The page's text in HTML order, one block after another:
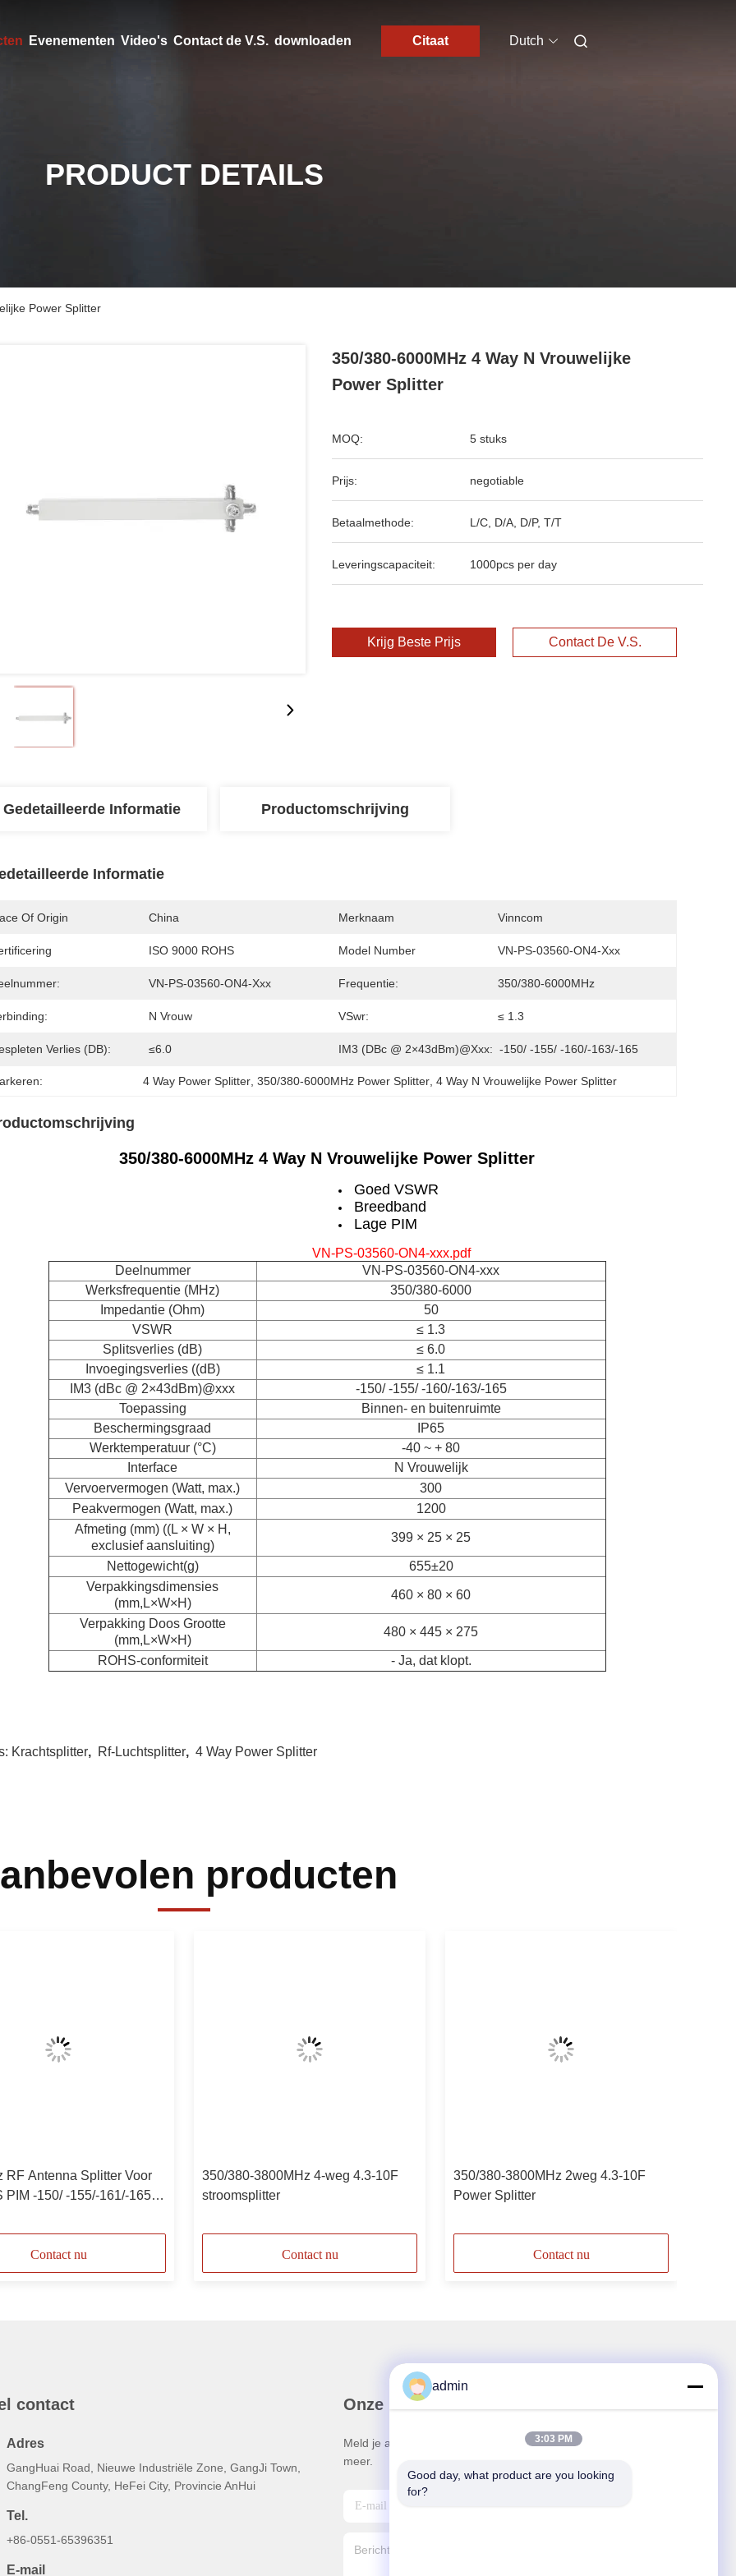
Evenementen Video's Contact de V.S. downloaden Citaat Dutch
PRODUCT DETAILS
Power Splitter
350/380-6000MHz 4 Way N Vrouwelijke
Power Splitter
MOQ: 5 stuks
Prijs: negotiable
Betaalmethode: L/C, D/A, D/P, T/T
Leveringscapaciteit: 1000pcs per day
Krijg Beste Prijs Contact De V.S.
Gedetailleerde Informatie Productomschrijving
Informatie
Of Origin China Merknaam Vinncom
ISO 9000 ROHS Model Number VN-PS-03560-ON4-Xxx
VN-PS-03560-ON4-Xxx Frequentie: 350/380-6000MHz
N Vrouw VSwr: ≤ 1.3
Verlies (dB): ≤6.0 IM3 (dBc @ 2×43dBm)@xxx: -150/ -155/ -160/-163/-165
4 Way Power Splitter , 350/380-6000MHz Power Splitter , 4 Way N Vrouwelijke Power Splitter
350/380-6000MHz 4 Way N Vrouwelijke Power Splitter
Goed VSWR
Breedband
Lage PIM
VN-PS-03560-ON4-xxx.pdf
Deelnummer
VN-PS-03560-ON4-xxx
Werksfrequentie (MHz)
350/380-6000
Impedantie (Ohm)
50
VSWR
≤ 1.3
Splitsverlies (dB)
≤ 6.0
Invoegingsverlies ((dB)
≤ 1.1
IM3 (dBc @ 2×43dBm)@xxx
-150/ -155/ -160/-163/-165
Toepassing
Binnen- en buitenruimte
Beschermingsgraad
IP65
Werktemperatuur (°C)
-40 ~ + 80
Interface
N Vrouwelijk
Vervoervermogen (Watt, max.)
300
Peakvermogen (Watt, max.)
1200
Afmeting (mm) ((L × W × H,
exclusief aansluiting)
399 × 25 × 25
Nettogewicht(g)
655±20
Verpakkingsdimensies
(mm,L×W×H)
460 × 80 × 60
Verpakking Doos Grootte
(mm,L×W×H)
480 × 445 × 275
ROHS-conformiteit - Ja, dat klopt.
Krachtsplitter, Rf-Luchtsplitter, 4 Way Power Splitter
producten
RF Antenna Splitter Voor
PIM -150/ -155/-161/-165 N
Contact nu
350/380-3800MHz 4-weg 4.3-10F
stroomsplitter
Contact nu
350/380-3800MHz 2weg 4.3-10F
Power Splitter
Contact nu
contact
Adres
GangHuai Road, Nieuwe Industriële Zone, GangJi Town,
ChangFeng County, HeFei City, Provincie AnHui
Tel.
+86-0551-65396351
E-mail
Onze Nieuwsbrief
Meld je aan voor onze nieuwsbrief voor kortingen en
meer.
admin
3:03 PM
Good day, what product are you looking
for?